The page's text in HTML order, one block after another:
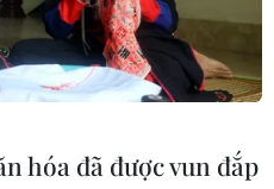
thăm,
hài cốt
Riêng
hóa đã được vun đắp